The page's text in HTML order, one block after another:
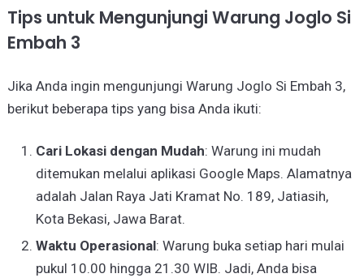
Tips untuk Mengunjungi Warung Joglo Si
Embah 3
Jika Anda ingin mengunjungi Warung Joglo Si Embah 3,
berikut beberapa tips yang bisa Anda ikuti:
Cari Lokasi dengan Mudah: Warung ini mudah
ditemukan melalui aplikasi Google Maps. Alamatnya
adalah Jalan Raya Jati Kramat No. 189, Jatiasih,
Kota Bekasi, Jawa Barat.
Waktu Operasional: Warung buka setiap hari mulai
pukul 10.00 hingga 21.30 WIB. Jadi, Anda bisa